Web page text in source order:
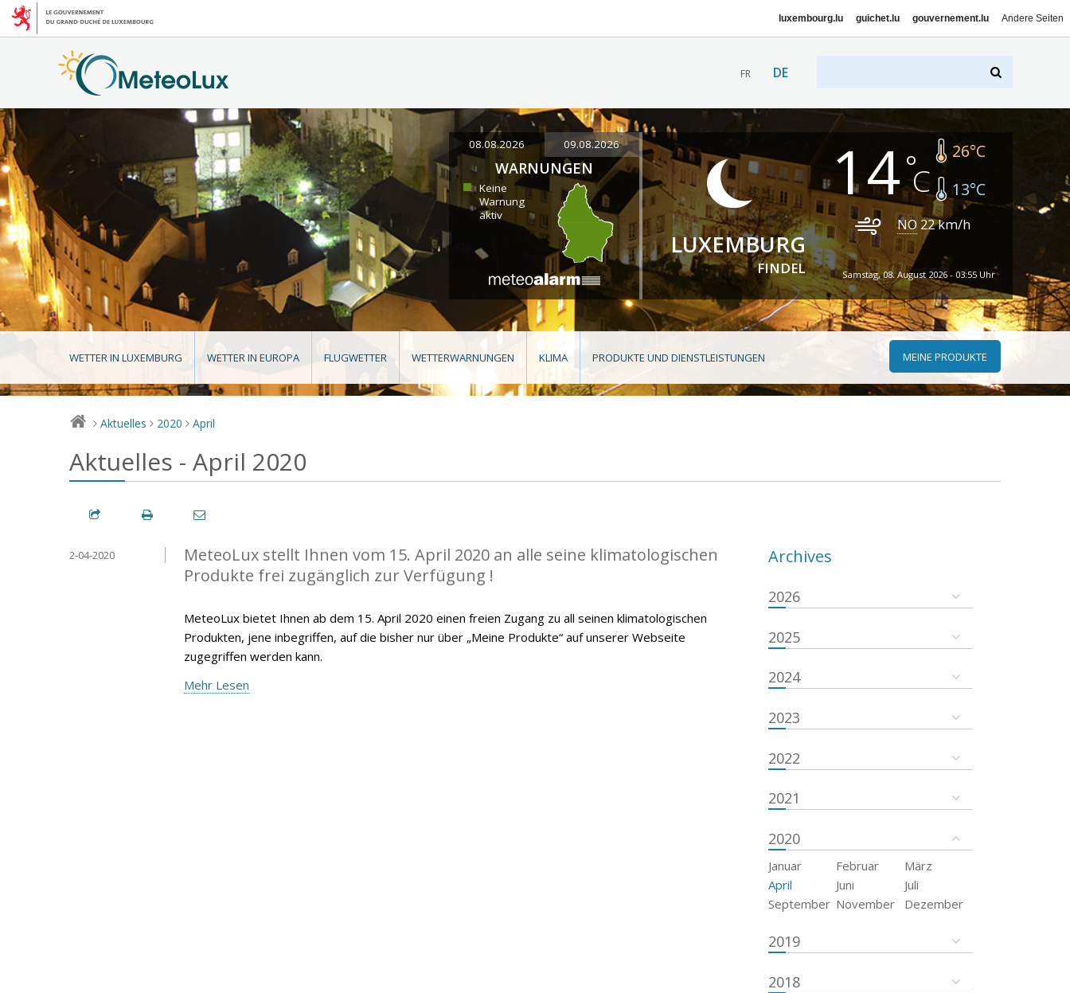
luxembourg.lu guichet.lu gouvernement.lu Andere Seiten
FR DE
08.08.2026 09.08.2026
WARNUNGEN
Keine
Warnung
aktiv
LUXEMBURG
FINDEL
14 26°C
13°C
NO 22km/h
Samstag, 08. August 2026 - 03:55 Uhr
WETTER IN LUXEMBURG WETTER IN EUROPA FLUGWETTER WETTERWARNUNGEN KLIMA PRODUKTE UND DIENSTLEISTUNGEN MEINE PRODUKTE
> Aktuelles > 2020 > April
Aktuelles - April 2020
MeteoLux stellt Ihnen vom 15. April 2020 an alle seine klimatologischen
Produkte frei zugänglich zur Verfügung !
2-04-2020
MeteoLux bietet Ihnen ab dem 15. April 2020 einen freien Zugang zu all seinen klimatologischen
Produkten, jene inbegriffen, auf die bisher nur über „Meine Produkte“ auf unserer Webseite
zugegriffen werden kann.
Mehr Lesen
Archives
2026
2025
2024
2023
2022
2021
2020
Januar Februar
März
April
Juni
Juli
September November Dezember
2019
2018